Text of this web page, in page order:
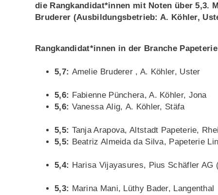
die Rangkandidat*innen mit Noten über 5,3.
Bruderer (Ausbildungsbetrieb: A. Köhler,
Rangkandidat*innen in der Branche Papeterie
5,7: Amelie Bruderer , A. Köhler, Uster
5,6: Fabienne Pünchera, A. Köhler, Jona
5,6: Vanessa Alig, A. Köhler, Stäfa
5,5: Tanja Arapova, Altstadt Papeterie,
5,5: Beatriz Almeida da Silva, Papeterie
5,4: Harisa Vijayasures, Pius Schäfler AG
5,3: Marina Mani, Lüthy Bader, Langenthal